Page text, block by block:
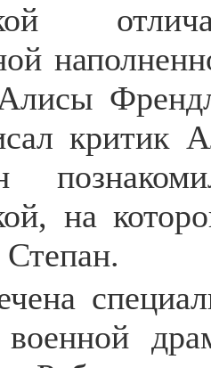
Алисы
критик
на